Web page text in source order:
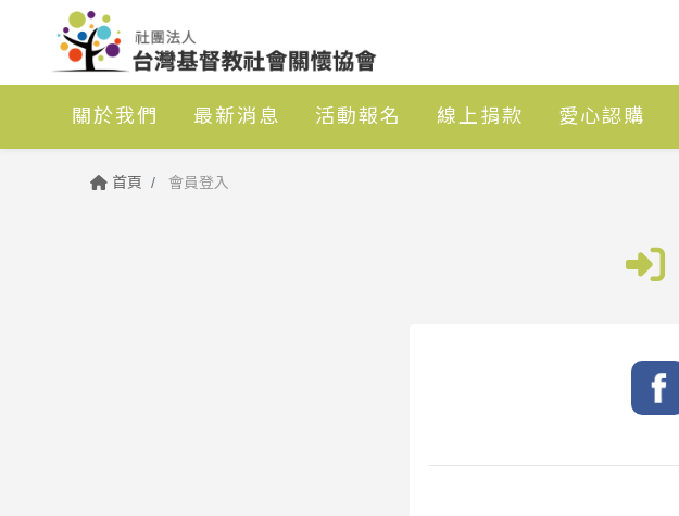
關於我們 最新消息 活動報名 線上捐款 愛心認購
首頁 會員登入